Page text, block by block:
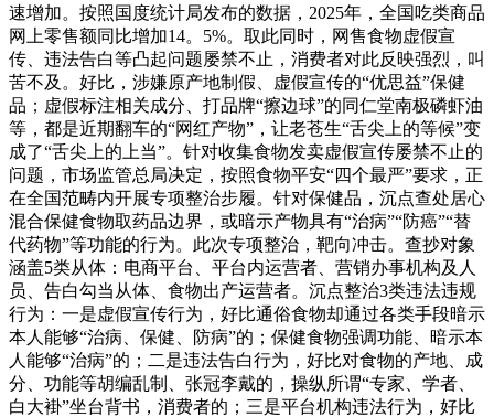
速增加。按照国度统计局发布的数据，2025年，全国吃类商品
网上零售额同比增加14。5%。取此同时，网售食物虚假宣
传、违法告白等凸起问题屡禁不止，消费者对此反映强烈，叫
苦不及。好比，涉嫌原产地制假、虚假宣传的“优思益”保健
品；虚假标注相关成分、打品牌“擦边球”的同仁堂南极磷虾油
等，都是近期翻车的“网红产物”，让老苍生“舌尖上的等候”变
成了“舌尖上的上当”。针对收集食物发卖虚假宣传屡禁不止的
问题，市场监管总局决定，按照食物平安“四个最严”要求，正
在全国范畴内开展专项整治步履。针对保健品，沉点查处居心
混合保健食物取药品边界，或暗示产物具有“治病”“防癌”“替
代药物”等功能的行为。此次专项整治，靶向冲击。查抄对象
涵盖5类从体：电商平台、平台内运营者、营销办事机构及人
员、告白勾当从体、食物出产运营者。沉点整治3类违法违规
行为：一是虚假宣传行为，好比通俗食物却通过各类手段暗示
本人能够“治病、保健、防病”的；保健食物强调功能、暗示本
人能够“治病”的；二是违法告白行为，好比对食物的产地、成
分、功能等胡编乱制、张冠李戴的，操纵所谓“专家、学者、
白大褂”坐台背书，消费者的；三是平台机构违法行为，好比